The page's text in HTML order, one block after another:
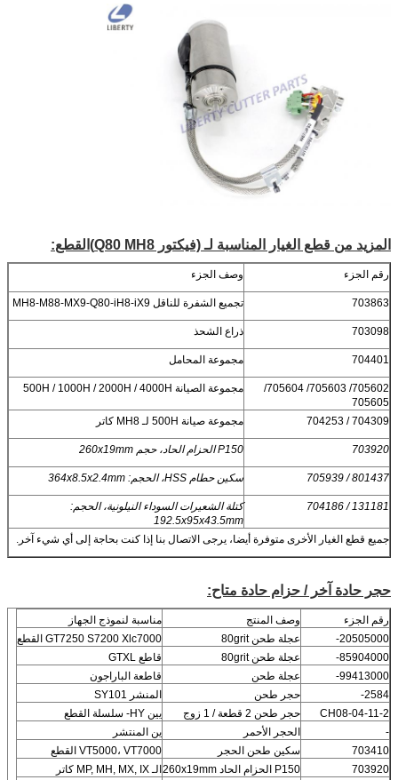
المزيد من قطع الغيار المناسبة لـ (فيكتور Q80 MH8) القطع:
رقم الجزء وصف الجزء
703863 تجميع الشفرة للناقل MH8-M88-MX9-Q80-iH8-iX9
703098 ذراع الشحذ
704401 مجموعة المحامل
705602/ 705603/ 705604/
705605
مجموعة الصيانة 500H / 1000H / 2000H / 4000H
704309 / 704253 مجموعة صيانة 500H لـ MH8 كاتر
703920 P150 الحزام الحاد، حجم 260x19mm
801437 / 705939 سكين حطام HSS، الحجم: 364x8.5x2.4mm
131181 / 704186
كتلة الشعيرات السوداء النيلونية، الحجم:
192.5x95x43.5mm
جميع قطع الغيار الأخرى متوفرة أيضا، يرجى الاتصال بنا إذا كنت بحاجة إلى أي شيء آخر.
حجر حادة آخر / حزام حادة متاح:
رقم الجزء وصف المنتج
مناسبة لنموذج الجهاز
20505000-
عجلة طحن 80grit
GT7250 S7200 Xlc7000 القطع
85904000-
عجلة طحن 80grit
قاطع GTXL
99413000-
عجلة طحن
قاطعة الباراجون
2584-
حجر طحن
المنشر SY101
CH08-04-11-2
حجر طحن 2 قطعة / 1 زوج
يين HY- سلسلة القطع
-
الحجر الأحمر
ين المنتشر
703410
سكين طحن الحجر
VT5000، VT7000 القطع
703920
P150 الحزام الحاد 260x19mm
الـ MP, MH, MX, IX كاتر